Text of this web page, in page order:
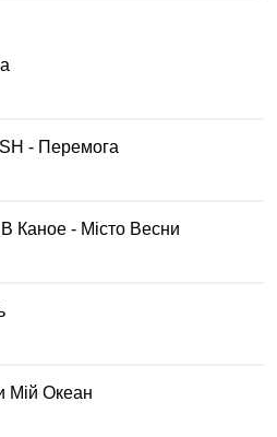
- Перемога
Каное - Місто Весни
Мій Океан